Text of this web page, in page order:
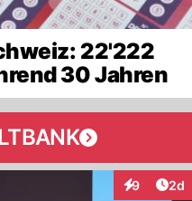
22'222
30 Jahren
9 2d